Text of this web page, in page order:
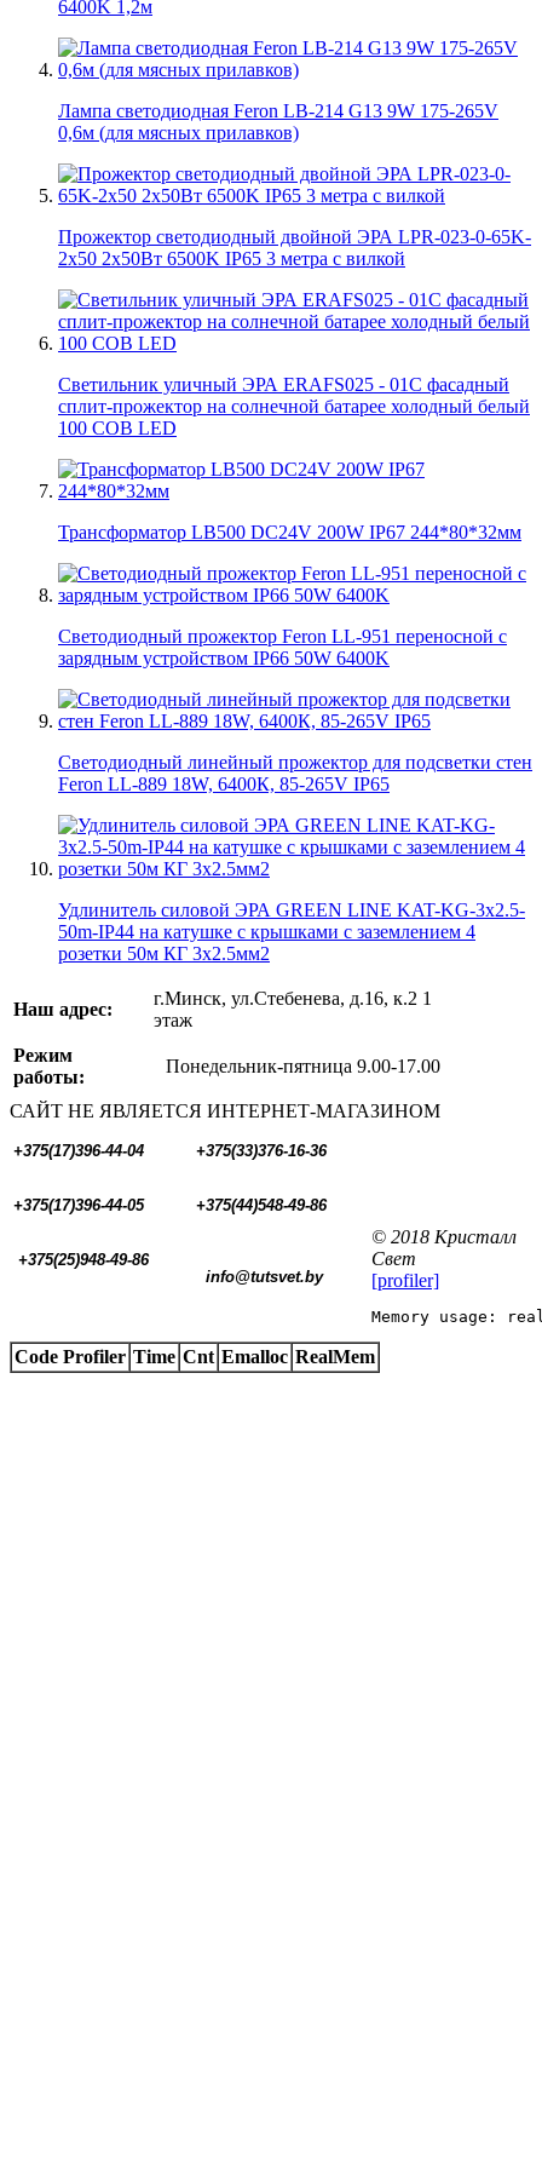
6400K 1,2м
Лампа светодиодная Feron LB-214 G13 9W 175-265V
0,6м (для мясных прилавков)
Прожектор светодиодный двойной ЭРА LPR-023-0-65K-
2х50 2х50Вт 6500K IP65 3 метра с вилкой
Светильник уличный ЭРА ERAFS025 - 01C фасадный
сплит-прожектор на солнечной батарее холодный белый
100 COB LED
Трансформатор LB500 DC24V 200W IP67 244*80*32мм
Светодиодный прожектор Feron LL-951 переносной с
зарядным устройством IP66 50W 6400K
Светодиодный линейный прожектор для подсветки стен
Feron LL-889 18W, 6400К, 85-265V IP65
Удлинитель силовой ЭРА GREEN LINE KAT-KG-3x2.5-
50m-IP44 на катушке c крышками с заземлением 4
розетки 50м КГ 3x2.5мм2
Наш адрес:
г.Минск, ул.Стебенева, д.16, к.2 1
этаж
Режим
работы:
Понедельник-пятница 9.00-17.00
САЙТ НЕ ЯВЛЯЕТСЯ ИНТЕРНЕТ-МАГАЗИНОМ
+375(17)396-44-04 +375(33)376-16-36
+375(17)396-44-05 +375(44)548-49-86
+375(25)948-49-86
  info@tutsvet.by
© 2018 Кристалл
Свет
[profiler]
Memory usage:
Code Profiler Time Cnt Emalloc RealMem